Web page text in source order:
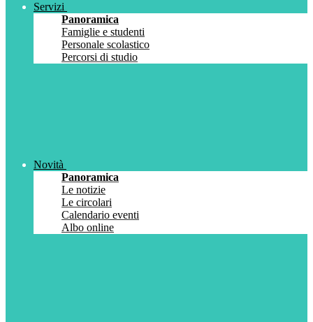
Servizi
Panoramica
Famiglie e studenti
Personale scolastico
Percorsi di studio
Novità
Panoramica
Le notizie
Le circolari
Calendario eventi
Albo online